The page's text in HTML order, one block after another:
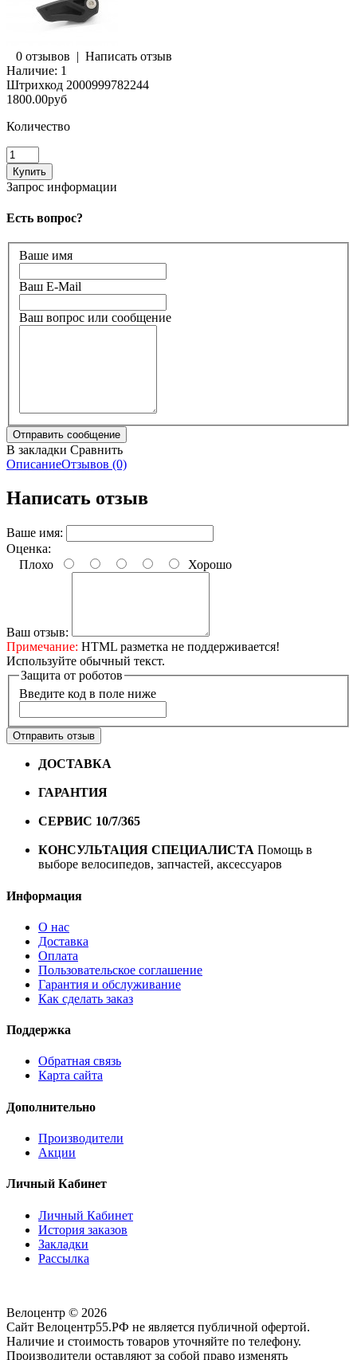
0 отзывов | Написать отзыв
Наличие: 1
Штрихкод 2000999782244
1800.00руб
Количество
Запрос информации
Есть вопрос?
Ваше имя
Ваш E-Mail
Ваш вопрос или сообщение
В закладки Сравнить
ОписаниеОтзывов (0)
Написать отзыв
Ваше имя:
Оценка:
Плохо
Хорошо
Ваш отзыв:
Примечание: HTML разметка не поддерживается!
Используйте обычный текст.
Защита от роботов
Введите код в поле ниже
Отправить отзыв
ДОСТАВКА
ГАРАНТИЯ
СЕРВИС 10/7/365
КОНСУЛЬТАЦИЯ СПЕЦИАЛИСТА Помощь в
выборе велосипедов, запчастей, аксессуаров
Информация
О нас
Доставка
Оплата
Пользовательское соглашение
Гарантия и обслуживание
Как сделать заказ
Поддержка
Обратная связь
Карта сайта
Дополнительно
Производители
Акции
Личный Кабинет
Личный Кабинет
История заказов
Закладки
Рассылка
Велоцентр © 2026
Сайт Велоцентр55.РФ не является публичной офертой.
Наличие и стоимость товаров уточняйте по телефону.
Производители оставляют за собой право изменять